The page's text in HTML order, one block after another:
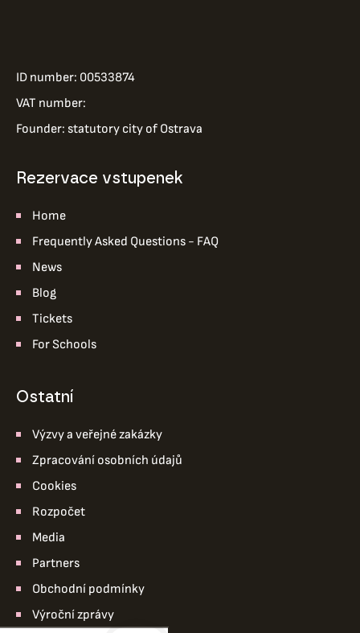
ID number: 00533874
VAT number:
Founder: statutory city of Ostrava
Rezervace vstupenek
Home
Frequently Asked Questions - FAQ
News
Blog
Tickets
For Schools
ostatní
Výzvy a veřejné zakázky
Zpracování osobních údajů
Cookies
Rozpočet
Media
Partners
Obchodní podmínky
Výroční zprávy